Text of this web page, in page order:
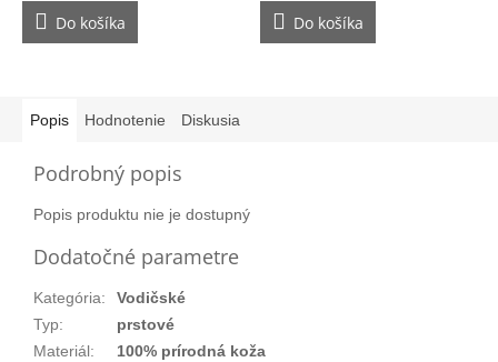
Do košíka Do košíka
Popis Hodnotenie Diskusia
Podrobný popis
Popis produktu nie je dostupný
Dodatočné parametre
Kategória:
Vodičské
Typ:
prstové
Materiál:
100% prírodná koža